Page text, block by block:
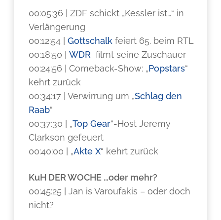
00:05:36 | ZDF schickt „Kessler ist…“ in
Verlängerung
00:12:54 |Gottschalk feiert 65. beim RTL
00:18:50 |WDR filmt seine Zuschauer
00:24:56 | Comeback-Show: „Popstars“
kehrt zurück
00:34:17 | Verwirrung um „Schlag den
Raab“
00:37:30 | „Top Gear“-Host Jeremy
Clarkson gefeuert
00:40:00 | „Akte X“ kehrt zurück
KuH DER WOCHE …oder mehr?
00:45:25 | Jan is Varoufakis – oder doch
nicht?